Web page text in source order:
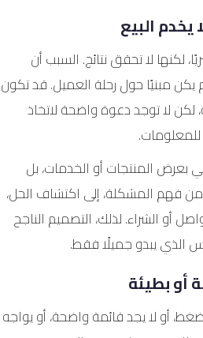
البيع
لكنها لا تحقق نتائج. السبب أن
يكن مبنيًا حول رحلة العميل. قد تكون
لكن لا توجد دعوة واضحة لاتخاذ
للمعلومات.
بعرض المنتجات أو الخدمات، بل
فهم المشكلة، إلى اكتشاف الحل،
أو الشراء. لذلك، التصميم الناجح
الذي يبدو جميلًا فقط.
أو بطيئة
أو لا يجد قائمة واضحة، أو يواجه